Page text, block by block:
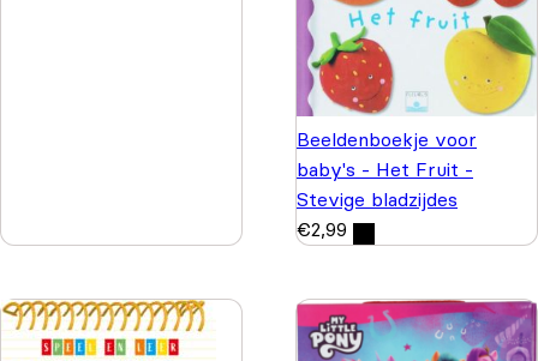
Beeldenboekje voor
baby's - Het Fruit -
Stevige bladzijdes
€2,99